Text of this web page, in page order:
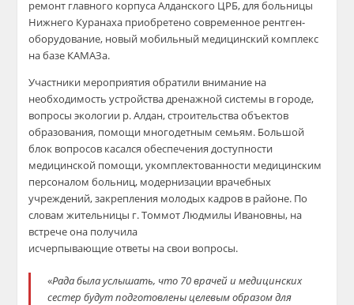
ремонт главного корпуса Алданского ЦРБ, для больницы
Нижнего Куранаха приобретено современное рентген-
оборудование, новый мобильный медицинский комплекс
на базе КАМАЗа.
Участники мероприятия обратили внимание на
необходимость устройства дренажной системы в городе,
вопросы экологии р. Алдан, строительства объектов
образования, помощи многодетным семьям. Большой
блок вопросов касался обеспечения доступности
медицинской помощи, укомплектованности медицинским
персоналом больниц, модернизации врачебных
учреждений, закрепления молодых кадров в районе. По
словам жительницы г. Томмот Людмилы Ивановны, на
встрече она получила
исчерпывающие ответы на свои вопросы.
«Рада была услышать, что 70 врачей и медицинских
сестер будут подготовленыцелевым образом для